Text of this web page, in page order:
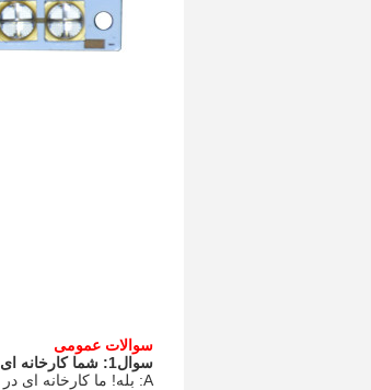
سوالات عمومی
سوال1: شما کارخانه ای هستید؟
A: بله! ما کارخانه ای در شنژن هستیم. ما محصولات UV LED را برای شش سال تولید کرده ایم.